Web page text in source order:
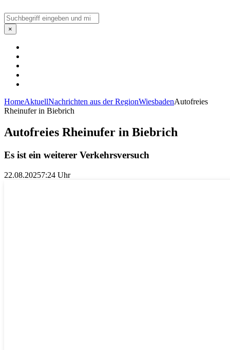
Suchen
×
HomeAktuellNachrichten aus der RegionWiesbadenAutofreies
Rheinufer in Biebrich
Autofreies Rheinufer in Biebrich
Es ist ein weiterer Verkehrsversuch
22.08.20257:24 Uhr